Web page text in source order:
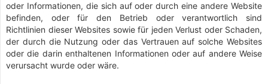
oder Informationen, die sich auf oder durch eine andere Website
befinden, oder für den Betrieb oder verantwortlich sind
Richtlinien dieser Websites sowie für jeden Verlust oder Schaden,
der durch die Nutzung oder das Vertrauen auf solche Websites
oder die darin enthaltenen Informationen oder auf andere Weise
verursacht wurde oder wäre.